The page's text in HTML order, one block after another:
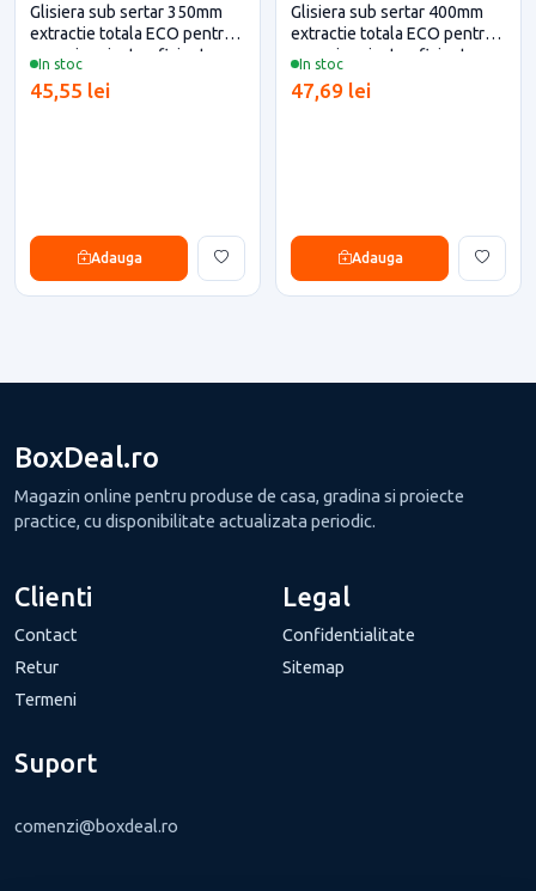
In stoc
Glisiera sub sertar 350mm
extractie totala ECO pentru
casa si proiecte eficiente
45,55 lei
Adauga
In stoc
Glisiera sub sertar 400mm
extractie totala ECO pentru
casa si proiecte eficiente
47,69 lei
Adauga
BoxDeal.ro
Magazin online pentru produse de casa, gradina si proiecte
practice, cu disponibilitate actualizata periodic.
Clienti
Contact
Retur
Termeni
Legal
Confidentialitate
Sitemap
Suport
comenzi@boxdeal.ro